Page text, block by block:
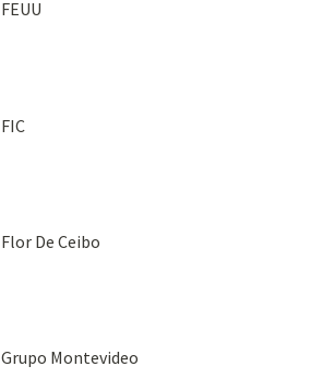
FEUU
FIC
Flor De Ceibo
Grupo Montevideo